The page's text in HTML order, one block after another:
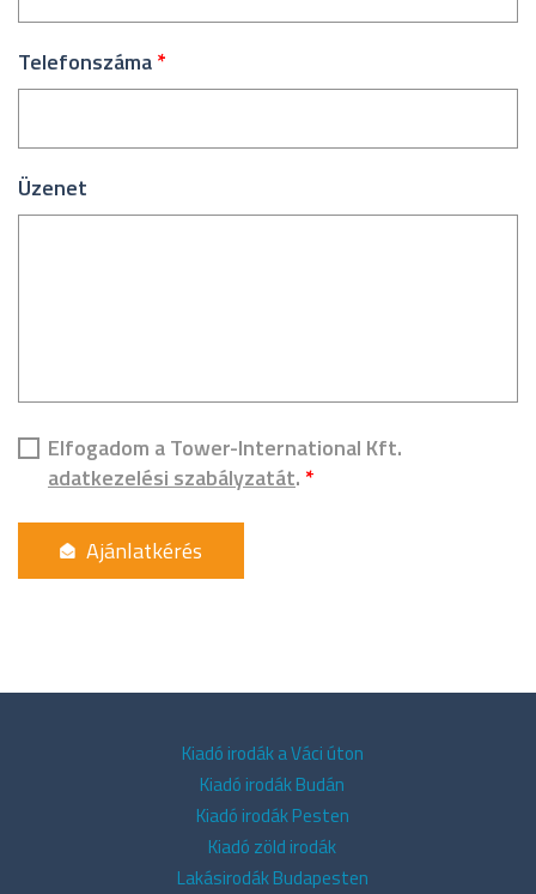
Telefonszáma*
Üzenet
Elfogadom a Tower-International Kft.
adatkezelési szabályzatát. *
Kiadó irodák a Váci úton
Kiadó irodák Budán
Kiadó irodák Pesten
Kiadó zöld irodák
Lakásirodák Budapesten